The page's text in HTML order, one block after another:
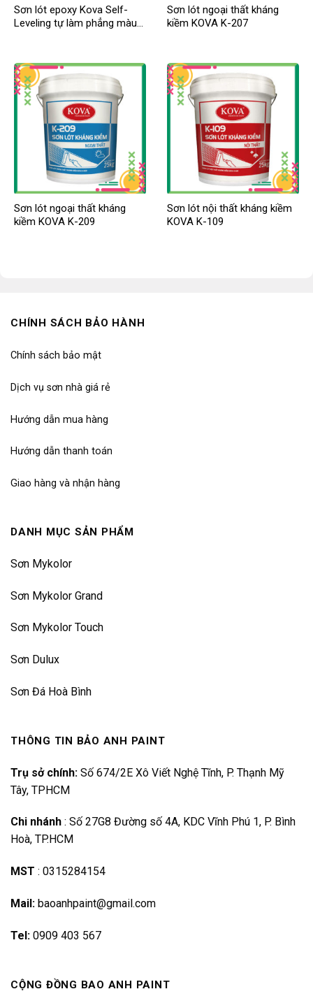
Sơn lót epoxy Kova Self-
Leveling tự làm phẳng màu
Sơn lót ngoại thất kháng
kiềm KOVA K-207
Sơn lót ngoại thất kháng
kiềm KOVA K-209
Sơn lót nội thất kháng kiềm
KOVA K-109
CHÍNH SÁCH BẢO HÀNH
Chính sách bảo mật
Dịch vụ sơn nhà giá rẻ
Hướng dẫn mua hàng
Hướng dẫn thanh toán
Giao hàng và nhận hàng
DANH MỤC SẢN PHẨM
Sơn Mykolor
Sơn Mykolor Grand
Sơn Mykolor Touch
Sơn Dulux
Sơn Đá Hoà Bình
THÔNG TIN BẢO ANH PAINT
Trụ sở chính: Số 674/2E Xô Viết Nghệ Tĩnh, P. Thạnh Mỹ
Tây, TPHCM
Chi nhánh : Số 27G8 Đường số 4A, KDC Vĩnh Phú 1, P. Bình
Hoà, TP.HCM
MST : 0315284154
Mail: baoanhpaint@gmail.com
Tel: 0909 403 567
CỘNG ĐỒNG BAO ANH PAINT